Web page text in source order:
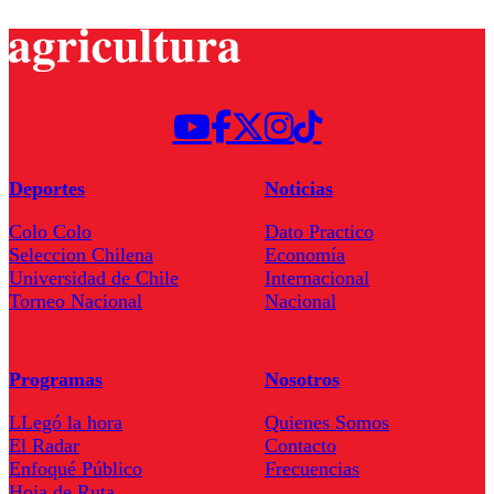
Deportes
Colo Colo
Seleccion Chilena
Universidad de Chile
Torneo Nacional
Noticias
Dato Practico
Economía
Internacional
Nacional
Programas
LLegó la hora
El Radar
Enfoqué Público
Nosotros
Quienes Somos
Contacto
Frecuencias